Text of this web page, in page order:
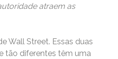
atraem as
Wall Street. Essas duas
tão diferentes têm uma